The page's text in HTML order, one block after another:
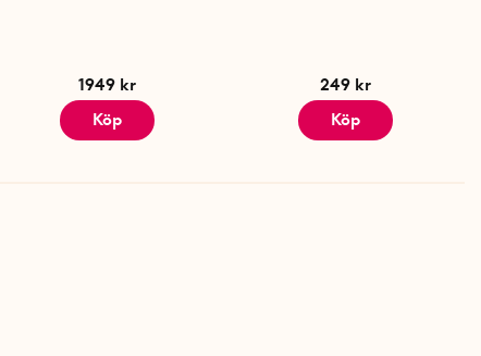
1949 kr
Köp
249 kr
Köp